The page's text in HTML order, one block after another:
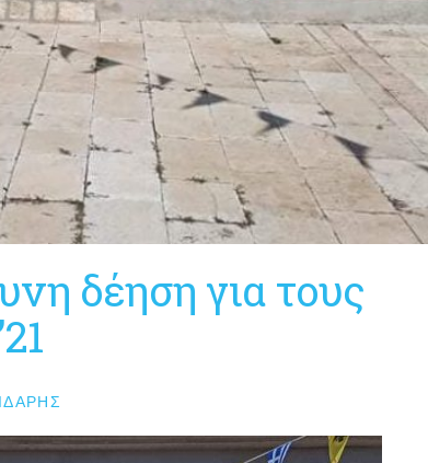
δέηση για τους